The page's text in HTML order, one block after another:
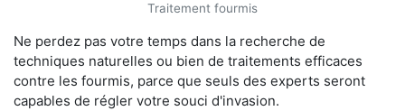
Traitement fourmis
Ne perdez pas votre temps dans la recherche de
techniques naturelles ou bien de traitements efficaces
contre les fourmis, parce que seuls des experts seront
capables de régler votre souci d'invasion.